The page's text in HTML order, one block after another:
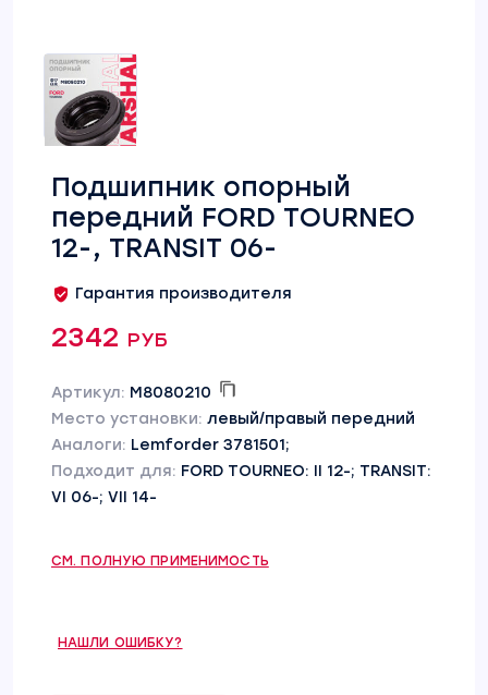
Подшипник опорный
передний FORD TOURNEO
12-, TRANSIT 06-
Гарантия производителя
2342 руб
Артикул: M8080210
Место установки: левый/правый передний
Аналоги: Lemforder 3781501;
Подходит для: FORD TOURNEO: II 12-; TRANSIT:
VI 06-; VII 14-
СМ. ПОЛНУЮ ПРИМЕНИМОСТЬ
НАШЛИ ОШИБКУ?